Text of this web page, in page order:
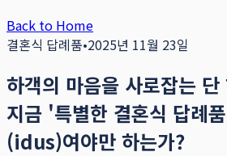
Back to Home
결혼식 답례품•2025년 11월 23일
하객의 마음을 사로잡는
지금 '특별한 결혼식 답례
(idus)여야만 하는가?